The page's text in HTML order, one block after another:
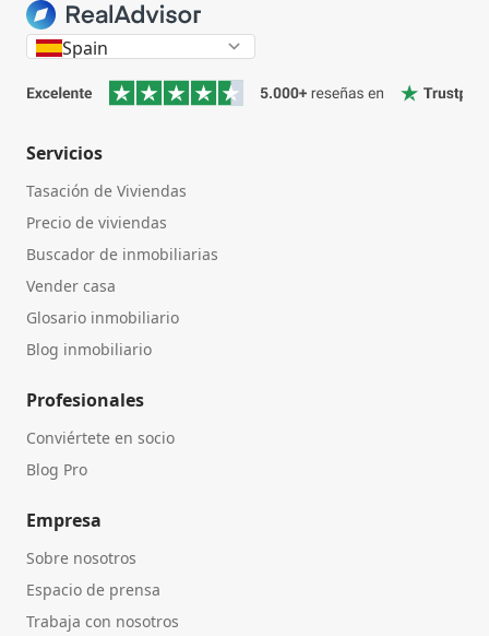
Spain
Servicios
Tasación de Viviendas
Precio de viviendas
Buscador de inmobiliarias
Vender casa
Glosario inmobiliario
Blog inmobiliario
Profesionales
Conviértete en socio
Blog Pro
Empresa
Sobre nosotros
Espacio de prensa
Trabaja con nosotros